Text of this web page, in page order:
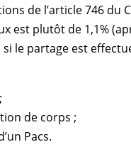
de l’article 746 du
est plutôt de 1,1%
si le partageest
de corps ;
Pacs.